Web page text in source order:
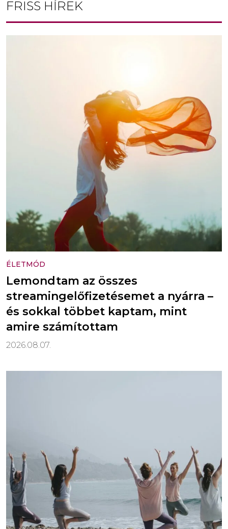
FRISS HÍREK
ÉLETMÓD
Lemondtam az összes
streamingelőfizetésemet a nyárra –
és sokkal többet kaptam, mint
amire számítottam
2026.08.07.